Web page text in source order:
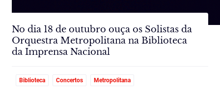
No dia 18 de outubro ouça os Solistas da
Orquestra Metropolitana na Biblioteca
da Imprensa Nacional
Biblioteca Concertos Metropolitana